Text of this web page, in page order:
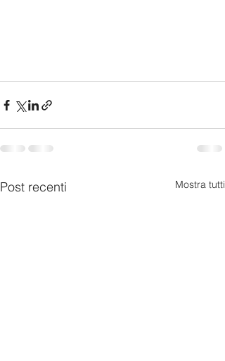
Post recenti Mostra tutti